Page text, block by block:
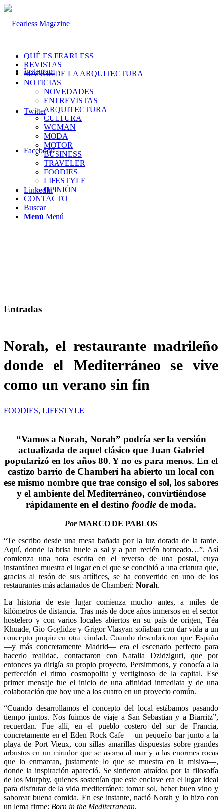
Instagram
Twitter
Facebook
LinkedIn
QUÉ ES FEARLESS
REVISTAS
MANOS DE LA ARQUITECTURA
NOTICIAS
NOVEDADES
ENTREVISTAS
ARQUITECTURA
CULTURA
WOMAN
MODA
MOTOR
BUSINESS
TRAVELER
FOODIES
LIFESTYLE
OPINIÓN
CONTACTO
Buscar
Menú Menú
Entradas
Norah, el restaurante madrileño
donde el Mediterráneo se vive
como un verano sin fin
FOODIES, LIFESTYLE
“Vamos a Norah, Norah” podría ser la versión
actualizada de aquel clásico que Juan Gabriel
popularizó en los años 80. Y no es para menos. En el
castizo barrio de Chamberí ha abierto un local con
ese mismo nombre que trae consigo el sol, los sabores
y el ambiente del Mediterráneo, convirtiéndose
rápidamente en el destino foodie de moda.
PorMARCO DE PABLOS
“Te escribo desde una mesa bañada por la luz dorada de la tarde.
Aquí, donde la brisa huele a sal y a pan recién horneado…”. Así
comienza una nota escrita en el reverso de una postal, cuya
instantánea muestra el lugar en el que se concibió a una criatura que,
gracias al tesón de sus artífices, se ha convertido en uno de los
restaurantes más aclamados de Chamberí: Norah.
La historia de este lugar comienza mucho antes, a miles de
kilómetros de distancia. Tras más de doce años inmersos en el sector
hostelero y con varios locales abiertos en su país de origen, Téa
Khuade, Gio Goglidze y Grigor Vlasyan soñaban con dar vida a un
concepto propio en otra ciudad. Cuando descubrieron que España
—y más concretamente Madrid— era el escenario perfecto para
hacerlo realidad, contactaron con Natalia Dzidziguri, que por
entonces ya dirigía su propio proyecto, Persimmons, y conocía a la
perfección el ritmo cosmopolita y vertiginoso de la capital. Ese
primer mensaje fue el inicio de una afinidad inmediata y de una
colaboración que hoy une a los cuatro en un proyecto común.
“Cuando desarrollamos el concepto del local estábamos pasando
tiempo juntos. Nos fuimos de viaje a San Sebastián y a Biarritz”,
recuerdan. Fue allí, en el pueblo costero del sur de Francia,
concretamente en el Eden Rock Cafe —un pequeño bar junto a la
playa de Port Vieux, con sillas amarillas dispuestas sobre grandes
arbustos en un mirador que se asoma al mar y a las enormes rocas
que lo enmarcan, justamente lo que se muestra en la misiva—,
donde la inspiración apareció. Se sintieron atraídos por la filosofía
de los Murphy, quienes sostenían que este enclave era el lugar ideal
para disfrutar de la vida mediterránea: tomar sol, beber buen vino y
saborear buena comida. En ese instante, nació Norah y lo hizo con
un lema firme: Born in the Mediterranean.